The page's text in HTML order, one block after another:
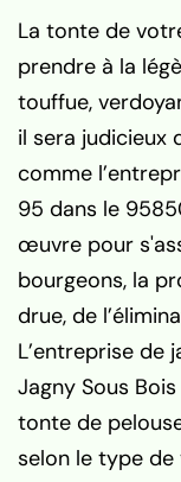
La tonte de
prendre à la
touffue,
il sera judicieux
comme
95 dans le
œuvre pour
bourgeons, la
drue, de
L’entreprise de
Jagny Sous
tonte de
selon le type de